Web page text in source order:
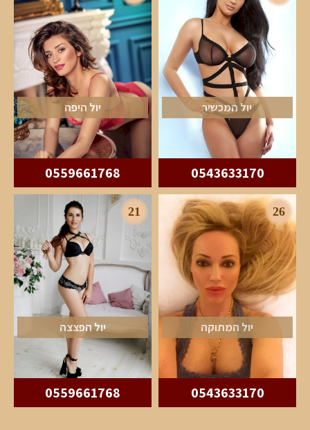
יול המכשיר
0543633170
יול היפה
0559661768
26
יול המתוקה
0543633170
21
יול הפצצה
0559661768